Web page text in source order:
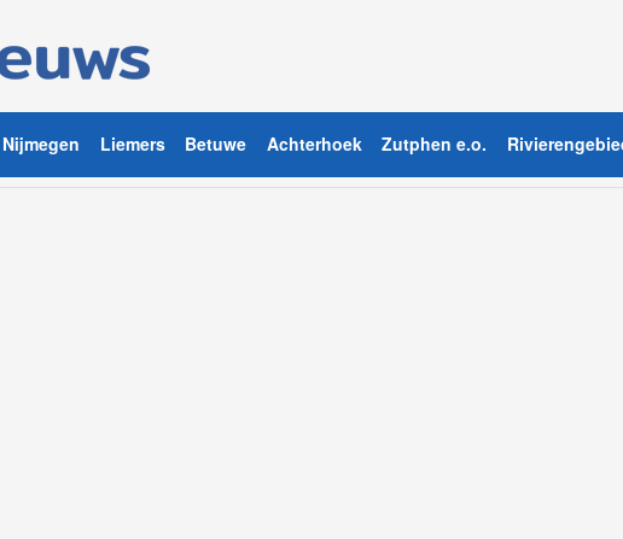
Nijmegen Liemers Betuwe Achterhoek Zutphen e.o.